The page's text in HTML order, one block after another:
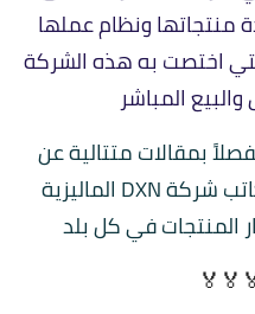
ونظام عملها
اختصت به هذه الشركة
المباشر
بمقالات متتالية عن
جميع المنتجات وعناوين مكاتب شركة DXN الماليزية
المنتجات في كل بلد